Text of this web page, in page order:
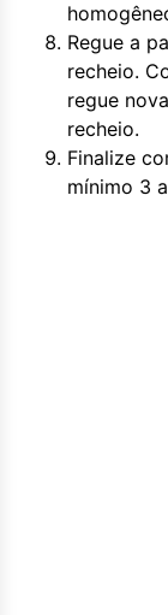
Regue a
recheio.
regue
recheio.
Finalize
mínimo 3